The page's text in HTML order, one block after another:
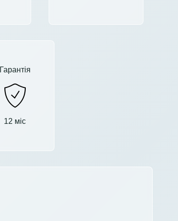
Гарантія
12 міс